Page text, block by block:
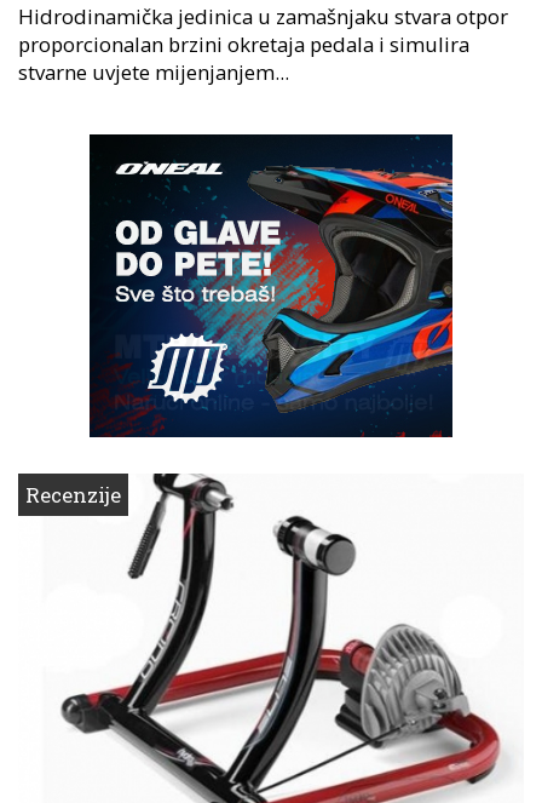
Hidrodinamička jedinica u zamašnjaku stvara otpor
proporcionalan brzini okretaja pedala i simulira
stvarne uvjete mijenjanjem...
Recenzije